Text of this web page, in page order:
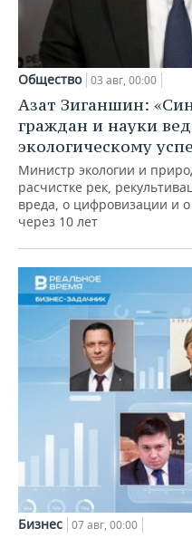
Общество 03 авг, 00:00
Азат Зиганшин:
граждан и науки
экологическому
Министр экологии и
расчистке рек,
вреда, о цифровизации и о
через 10 лет
Бизнес 07 авг, 00:00